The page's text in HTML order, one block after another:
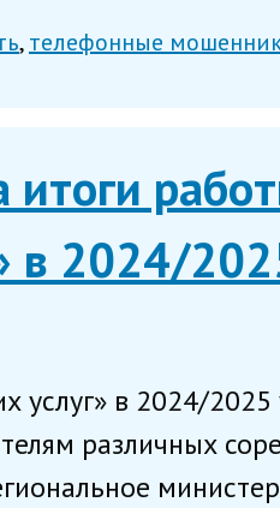
телефонные
итоги
в 2024/
услуг» в 2024/
различных